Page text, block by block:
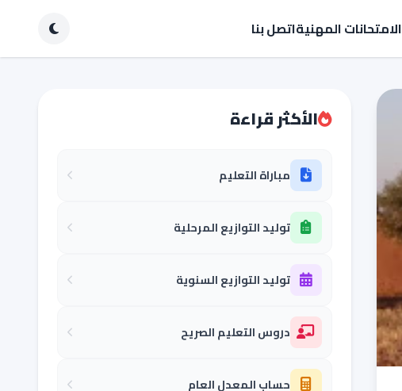
الامتحانات المهنيةاتصل بنا
الأكثر قراءة
مباراة التعليم
توليد التوازيع المرحلية
توليد التوازيع السنوية
دروس التعليم الصريح
حساب المعدل العام